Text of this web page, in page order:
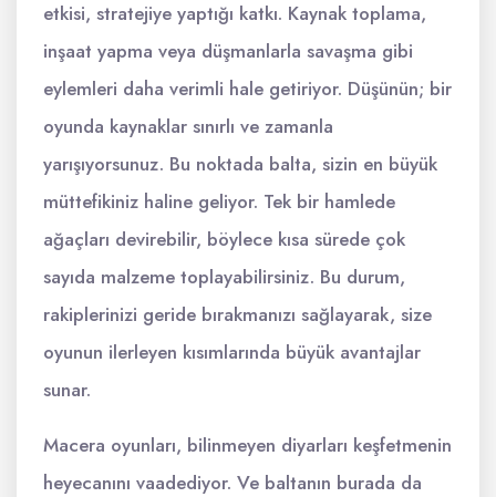
etkisi, stratejiye yaptığı katkı. Kaynak toplama,
inşaat yapma veya düşmanlarla savaşma gibi
eylemleri daha verimli hale getiriyor. Düşünün; bir
oyunda kaynaklar sınırlı ve zamanla
yarışıyorsunuz. Bu noktada balta, sizin en büyük
müttefikiniz haline geliyor. Tek bir hamlede
ağaçları devirebilir, böylece kısa sürede çok
sayıda malzeme toplayabilirsiniz. Bu durum,
rakiplerinizi geride bırakmanızı sağlayarak, size
oyunun ilerleyen kısımlarında büyük avantajlar
sunar.
Macera oyunları, bilinmeyen diyarları keşfetmenin
heyecanını vaadediyor. Ve baltanın burada da